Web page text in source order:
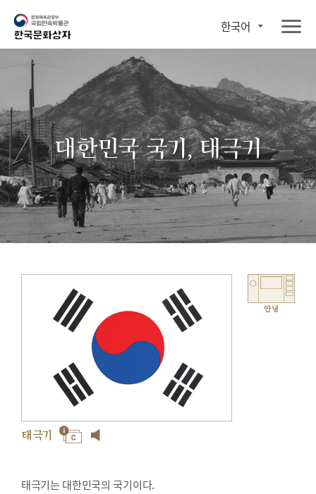
한국어
대한민국 국기, 태극기
태극기
안녕
태극기는 대한민국의 국기이다.